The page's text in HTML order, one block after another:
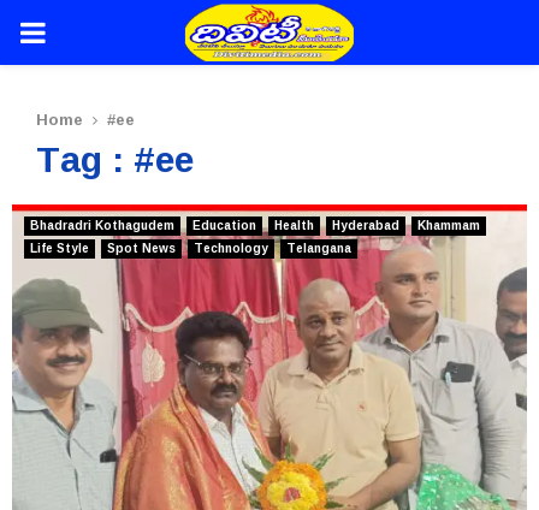
PRIMARY
Home #ee
Tag : #ee
Bhadradri Kothagudem Education Health Hyderabad
Khammam
Life Style
Spot News Technology Telangana